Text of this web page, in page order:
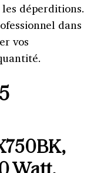
déperditions.
dans
vos